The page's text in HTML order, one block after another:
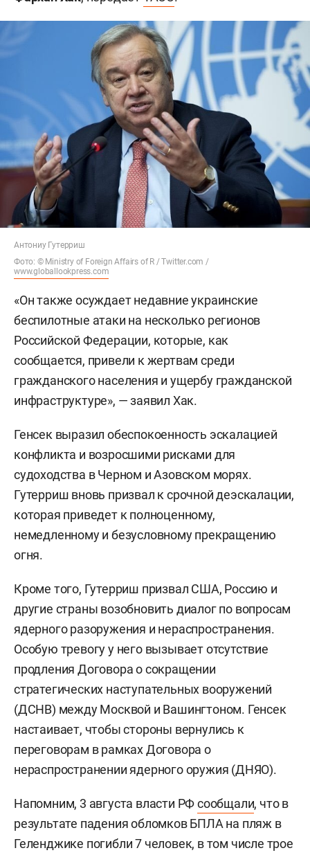
Антониу Гутерриш
Фото: © Ministry of Foreign Affairs of R / Twitter.com /
www.globallookpress.com
«Он также осуждает недавние украинские
беспилотные атаки на несколько регионов
Российской Федерации, которые, как
сообщается, привели к жертвам среди
гражданского населения и ущербу гражданской
инфраструктуре», — заявил Хак.
Генсек выразил обеспокоенность эскалацией
конфликта и возросшими рисками для
судоходства в Черном и Азовском морях.
Гутерриш вновь призвал к срочной деэскалации,
которая приведет к полноценному,
немедленному и безусловному прекращению
огня.
Кроме того, Гутерриш призвал США, Россию и
другие страны возобновить диалог по вопросам
ядерного разоружения и нераспространения.
Особую тревогу у него вызывает отсутствие
продления Договора о сокращении
стратегических наступательных вооружений
(ДСНВ) между Москвой и Вашингтоном. Генсек
настаивает, чтобы стороны вернулись к
переговорам в рамках Договора о
нераспространении ядерного оружия (ДНЯО).
Напомним, 3 августа власти РФсообщали, что в
результате падения обломков БПЛА на пляж в
Геленджике погибли 7 человек, в том числе трое